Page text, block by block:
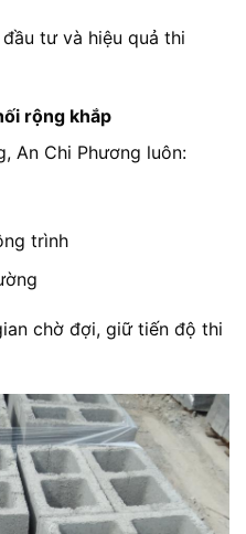
tư và hiệu quả thi
rộng khắp
An Chi Phương luôn:
trình
chờ đợi, giữ tiến độ thi